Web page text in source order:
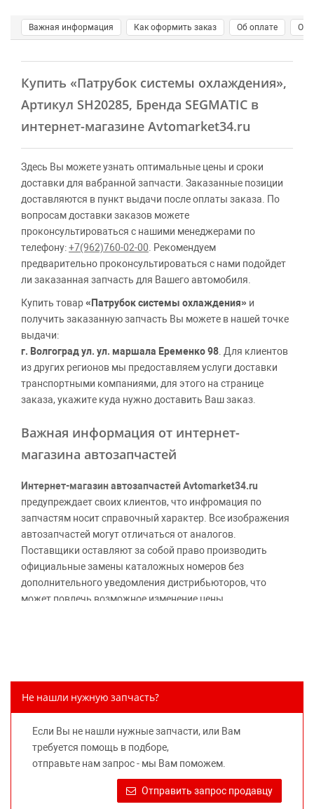
Важная информация Как оформить заказ Об оплате О
Купить «Патрубок системы охлаждения»,
Артикул SH20285, Бренда SEGMATIC в
интернет-магазине Avtomarket34.ru
Здесь Вы можете узнать оптимальные цены и сроки
доставки для вабранной запчасти. Заказанные позиции
доставляются в пункт выдачи после оплаты заказа. По
вопросам доставки заказов можете
проконсультироваться с нашими менеджерами по
телефону:+7(962)760-02-00 . Рекомендуем
предварительно проконсультироваться с нами подойдет
ли заказанная запчасть для Вашего автомобиля.
Купить товар«Патрубок системы охлаждения» и
получить заказанную запчасть Вы можете в нашей точке
выдачи:
г. Волгоград ул. ул. маршала Еременко 98 . Для клиентов
из других регионов мы предоставляем услуги доставки
транспортными компаниями, для этого на странице
заказа, укажите куда нужно доставить Ваш заказ.
Важная информация от интернет-
магазина автозапчастей
Интернет-магазин автозапчастей Avtomarket34.ru
предупреждает своих клиентов, что инфромация по
запчастям носит справочный характер. Все изображения
автозапчастей могут отличаться от аналогов.
Поставщики оставляют за собой право производить
официальные замены каталожных номеров без
дополнительного уведомления дистрибьюторов, что
может повлечь возможное изменение цены.
не вводит потребителя в заблуждение относительно
автомобилей и их производителей, не нарушает права
правообладателей указанных товарных знаков.
Требование предоставлять покупателю необходимую и
достоверную информацию о товаре, предлагаемом к
продаже, обеспечивающую возможность их правильного
Не нашли нужную запчасть?
Если Вы не нашли нужные запчасти, или Вам
требуется помощь в подборе,
отправьте нам запрос - мы Вам поможем.
Отправить запрос продавцу